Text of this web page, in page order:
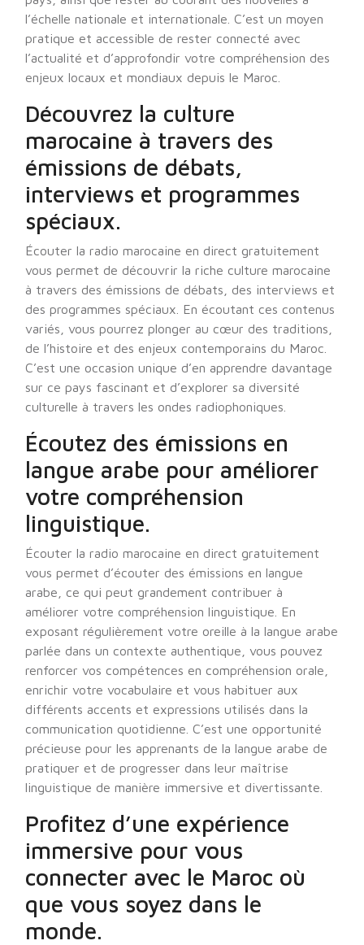
l’échelle nationale et internationale. C’est un moyen
pratique et accessible de rester connecté avec
l’actualité et d’approfondir votre compréhension des
enjeux locaux et mondiaux depuis le Maroc.
Découvrez la culture
marocaine à travers des
émissions de débats,
interviews et programmes
spéciaux.
Écouter la radio marocaine en direct gratuitement
vous permet de découvrir la riche culture marocaine
à travers des émissions de débats, des interviews et
des programmes spéciaux. En écoutant ces contenus
variés, vous pourrez plonger au cœur des traditions,
de l’histoire et des enjeux contemporains du Maroc.
C’est une occasion unique d’en apprendre davantage
sur ce pays fascinant et d’explorer sa diversité
culturelle à travers les ondes radiophoniques.
Écoutez des émissions en
langue arabe pour améliorer
votre compréhension
linguistique.
Écouter la radio marocaine en direct gratuitement
vous permet d’écouter des émissions en langue
arabe, ce qui peut grandement contribuer à
améliorer votre compréhension linguistique. En
exposant régulièrement votre oreille à la langue arabe
parlée dans un contexte authentique, vous pouvez
renforcer vos compétences en compréhension orale,
enrichir votre vocabulaire et vous habituer aux
différents accents et expressions utilisés dans la
communication quotidienne. C’est une opportunité
précieuse pour les apprenants de la langue arabe de
pratiquer et de progresser dans leur maîtrise
linguistique de manière immersive et divertissante.
Profitez d’une expérience
immersive pour vous
connecter avec le Maroc où
que vous soyez dans le
monde.